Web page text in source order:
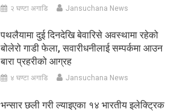
२ घण्टा अगाडि Jansuchana News
पथलैयामा दुई दिनदेखि बेवारिसे अवस्थामा रहेको
बोलेरो गाडी फेला, सवारीधनीलाई सम्पर्कमा आउन
बारा प्रहरीको आग्रह
४ घण्टा अगाडि Jansuchana News
भन्सार छली गरी ल्याइएका १४ भारतीय इलेक्ट्रिक